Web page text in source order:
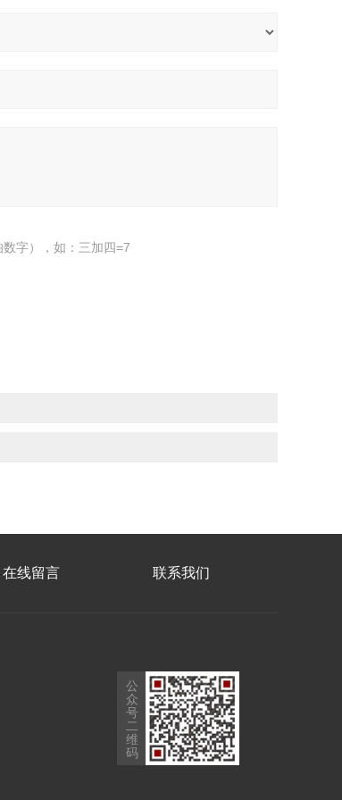
字），如：三加四=7
在线留言 联系我们
公
众
号
二
维
码